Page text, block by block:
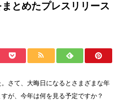
とめたプレスリリース
さて、大晦日になるとさまざまな年
が、今年は何を見る予定ですか？